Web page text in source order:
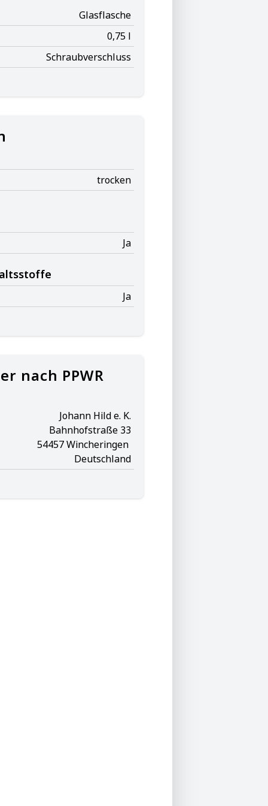
Glasflasche
0,75 l
Schraubverschluss
trocken
Ja
Ja
nach PPWR
Johann Hild e. K.
Bahnhofstraße 33
54457 Wincheringen
Deutschland